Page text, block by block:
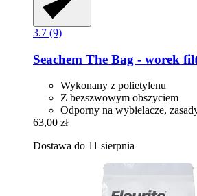
3.7 (9)
Seachem The Bag -​ worek
Wykonany z polietylenu
Z bezszwowym obszyciem
Odporny na wybielacze,
63,00 zł
Dostawa do 11 sierpnia